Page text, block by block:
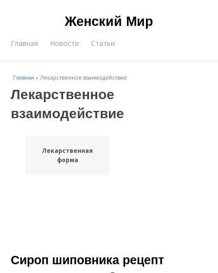
Женский Мир
Главная Новости Статьи
Главная »Лекарственное взаимодействие
Лекарственное
взаимодействие
Лекарственная
форма
Сироп шиповника рецепт